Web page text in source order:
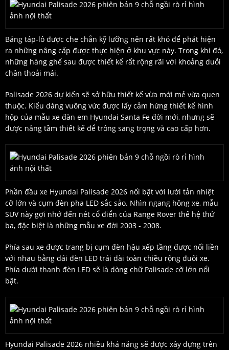
Bảng táp-lô được che chắn kỹ lưỡng nên rất khó để phát hiện
ra những nâng cấp được thực hiện ở khu vực này. Trong khi đó,
những hàng ghế sau được thiết kế rất rộng rãi với khoảng duỗi
chân thoải mái.
Palisade 2026 dự kiến sẽ sở hữu thiết kế vừa mới mẻ vừa quen
thuộc. Kiểu dáng vuông vức được lấy cảm hứng thiết kế hình
hộp của mẫu xe đàn em Hyundai Santa Fe đời mới, nhưng sẽ
được nâng tầm thiết kế để trông sang trọng và cao cấp hơn.
Phần đầu xe Hyundai Palisade 2026 nổi bật với lưới tản nhiệt
cỡ lớn và cụm đèn pha LED sắc sảo. Nhìn ngang hông xe, mẫu
SUV này gợi nhớ đến nét cổ điển của Range Rover thế hệ thứ
ba, đặc biệt là những mẫu xe đời 2003 - 2008.
Phía sau xe được trang bị cụm đèn hậu xếp tầng được nối liền
với nhau bằng dải đèn LED trải dài toàn chiều rộng đuôi xe.
Phía dưới thanh đèn LED sẽ là dòng chữ Palisade cỡ lớn nổi
bật.
Hyundai Palisade 2026 nhiều khả năng sẽ được xây dựng trên